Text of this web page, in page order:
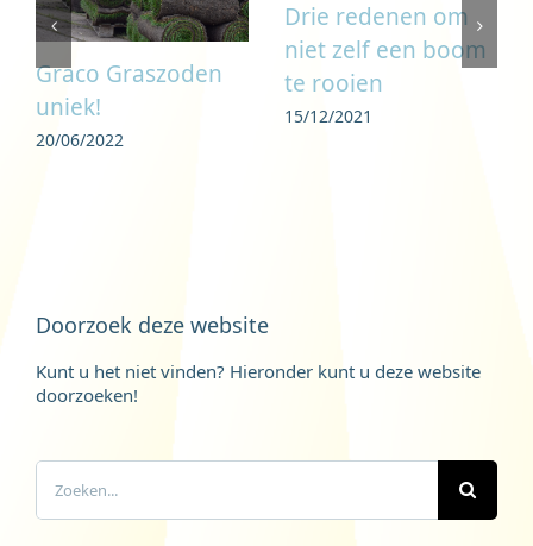
Graco Graszoden
uniek!
20/06/2022
Drie redenen om
niet zelf een boom
te rooien
15/12/2021
Doorzoek deze website
Kunt u het niet vinden? Hieronder kunt u deze website
doorzoeken!
Zoeken
naar: